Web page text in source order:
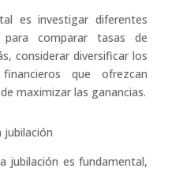
es investigar diferentes
para comparar tasas de
considerar diversificar los
que ofrezcan
maximizar las ganancias.
jubilación
jubilación es fundamental,